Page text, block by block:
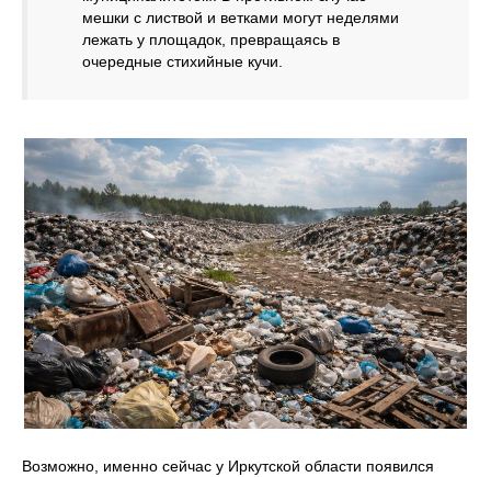
мешки с листвой и ветками могут неделями
лежать у площадок, превращаясь в
очередные стихийные кучи.
Возможно, именно сейчас у Иркутской области появился